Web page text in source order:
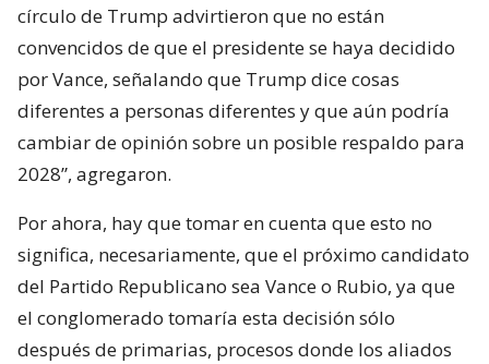
círculo de Trump advirtieron que no están
convencidos de que el presidente se haya decidido
por Vance, señalando que Trump dice cosas
diferentes a personas diferentes y que aún podría
cambiar de opinión sobre un posible respaldo para
2028”, agregaron.
Por ahora, hay que tomar en cuenta que esto no
significa, necesariamente, que el próximo candidato
del Partido Republicano sea Vance o Rubio, ya que
el conglomerado tomaría esta decisión sólo
después de primarias, procesos donde los aliados